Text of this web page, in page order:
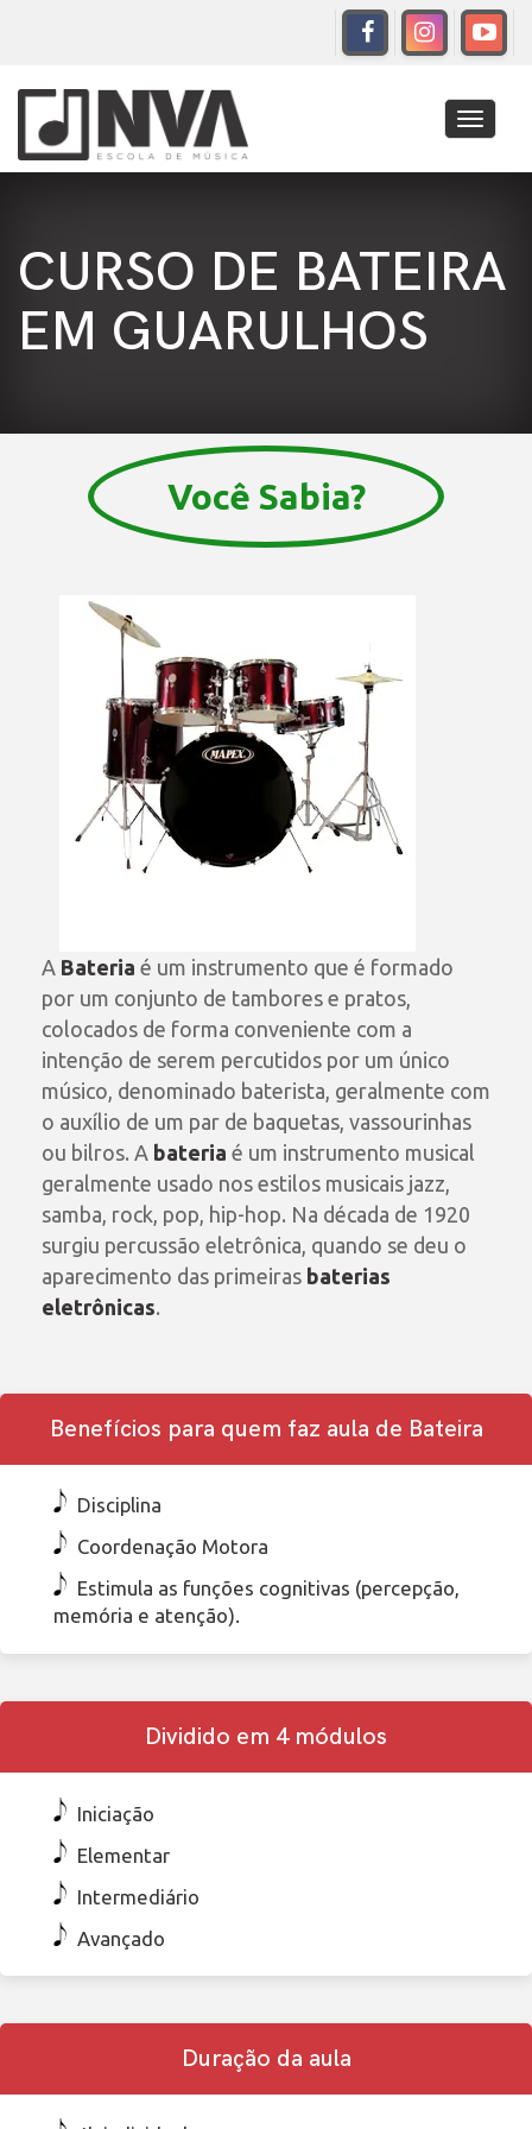
Toggle
CURSO DE BATEIRA
EM GUARULHOS
Você Sabia?
A Bateria é um instrumento que é formado
por um conjunto de tambores e pratos,
colocados de forma conveniente com a
intenção de serem percutidos por um único
músico, denominado baterista, geralmente com
o auxílio de um par de baquetas, vassourinhas
ou bilros. A bateria é um instrumento musical
geralmente usado nos estilos musicais jazz,
samba, rock, pop, hip-hop. Na década de 1920
surgiu percussão eletrônica, quando se deu o
aparecimento das primeiras baterias
eletrônicas.
Benefícios para quem faz aula de Bateira
Disciplina
Coordenação Motora
Estimula as funções cognitivas (percepção,
memória e atenção).
Dividido em 4 módulos
Iniciação
Elementar
Intermediário
Avançado
Duração da aula